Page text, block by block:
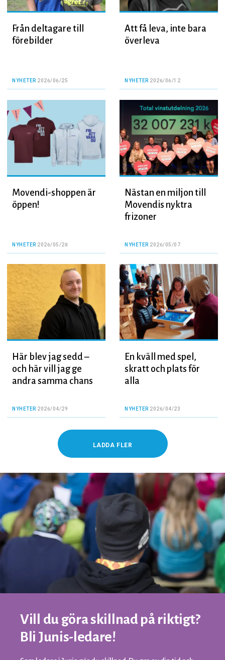
Från deltagare till
förebilder
NYHETER 2026/06/25
Att få leva, inte bara
överleva
NYHETER 2026/06/12
Movendi-shoppen är
öppen!
NYHETER 2026/05/28
Nästan en miljon till
Movendis nyktra
frizoner
NYHETER 2026/05/07
Här blev jag sedd –
och här vill jag ge
andra samma chans
NYHETER 2026/04/29
En kväll med spel,
skratt och plats för
alla
NYHETER 2026/04/23
LADDA FLER
Vill du göra skillnad på riktigt?
Bli Junis-ledare!